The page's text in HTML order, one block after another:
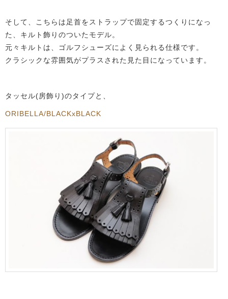
そして、こちらは足首をストラップで固定するつくりになっ
た、キルト飾りのついたモデル。
元々キルトは、ゴルフシューズによく見られる仕様です。
クラシックな雰囲気がプラスされた見た目になっています。
タッセル(房飾り)のタイプと、
ORIBELLA/BLACKxBLACK